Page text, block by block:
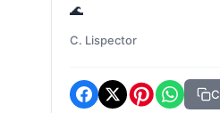
🌊
C. Lispector